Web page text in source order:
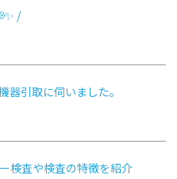
/
器引取に伺いました。
検査や検査の特徴を紹介